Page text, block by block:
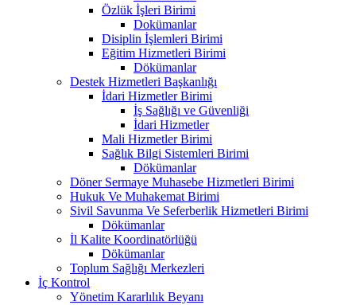
Özlük İşleri Birimi
Dokümanlar
Disiplin İşlemleri Birimi
Eğitim Hizmetleri Birimi
Dökümanlar
Destek Hizmetleri Başkanlığı
İdari Hizmetler Birimi
İş Sağlığı ve Güvenliği
İdari Hizmetler
Mali Hizmetler Birimi
Sağlık Bilgi Sistemleri Birimi
Dökümanlar
Döner Sermaye Muhasebe Hizmetleri Birimi
Hukuk Ve Muhakemat Birimi
Sivil Savunma Ve Seferberlik Hizmetleri Birimi
Dökümanlar
İl Kalite Koordinatörlüğü
Dökümanlar
Toplum Sağlığı Merkezleri
İç Kontrol
Yönetim Kararlılık Beyanı